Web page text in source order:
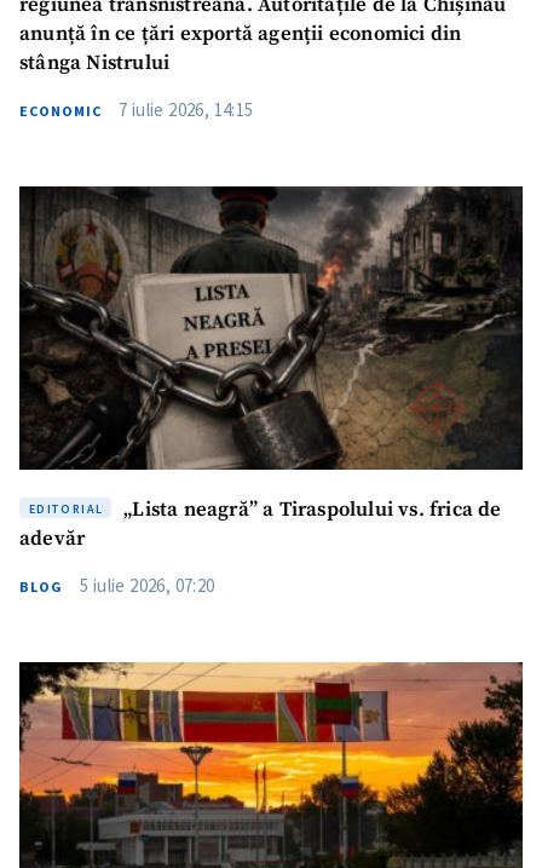
anunță în ce țări exportă agenții economici din
stânga Nistrului
ECONOMIC 7 iulie 2026, 14:15
EDITORIAL
„Lista neagră” a Tiraspolului vs. frica de
adevăr
BLOG 5 iulie 2026, 07:20